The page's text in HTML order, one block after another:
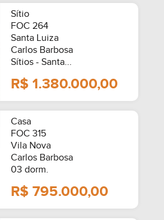
Sítio
FOC 264
Santa Luiza
Carlos Barbosa
Sítios - Santa...
R$ 1.380.000,00
Casa
FOC 315
Vila Nova
Carlos Barbosa
03 dorm.
R$ 795.000,00